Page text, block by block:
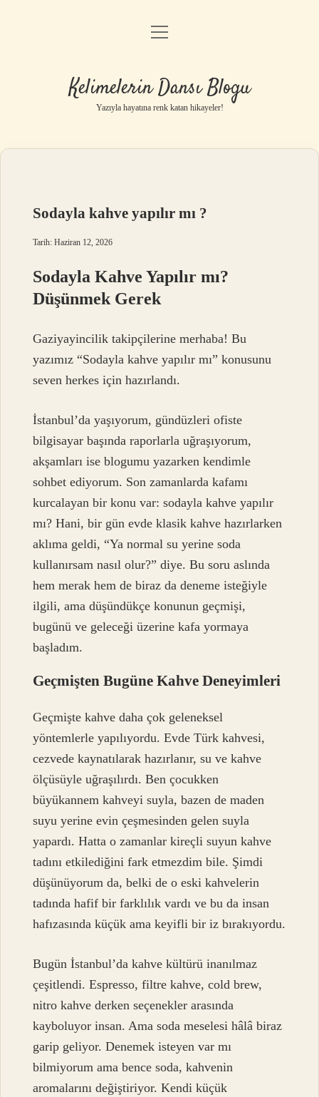
Anasayfa
Yasal Uyarı
menüyü
Kelimelerin Dansı Blogu
Yazıyla hayatına renk katan hikayeler!
Sodayla kahve yapılır mı ?
Tarih: Haziran 12, 2026
Sodayla Kahve Yapılır mı?
Düşünmek Gerek
Gaziyayincilik takipçilerine merhaba! Bu
yazımız “Sodayla kahve yapılır mı” konusunu
seven herkes için hazırlandı.
İstanbul’da yaşıyorum, gündüzleri ofiste
bilgisayar başında raporlarla uğraşıyorum,
akşamları ise blogumu yazarken kendimle
sohbet ediyorum. Son zamanlarda kafamı
kurcalayan bir konu var: sodayla kahve yapılır
mı? Hani, bir gün evde klasik kahve hazırlarken
aklıma geldi, “Ya normal su yerine soda
kullanırsam nasıl olur?” diye. Bu soru aslında
hem merak hem de biraz da deneme isteğiyle
ilgili, ama düşündükçe konunun geçmişi,
bugünü ve geleceği üzerine kafa yormaya
başladım.
Geçmişten Bugüne Kahve Deneyimleri
Geçmişte kahve daha çok geleneksel
yöntemlerle yapılıyordu. Evde Türk kahvesi,
cezvede kaynatılarak hazırlanır, su ve kahve
ölçüsüyle uğraşılırdı. Ben çocukken
büyükannem kahveyi suyla, bazen de maden
suyu yerine evin çeşmesinden gelen suyla
yapardı. Hatta o zamanlar kireçli suyun kahve
tadını etkilediğini fark etmezdim bile. Şimdi
düşünüyorum da, belki de o eski kahvelerin
tadında hafif bir farklılık vardı ve bu da insan
hafızasında küçük ama keyifli bir iz bırakıyordu.
Bugün İstanbul’da kahve kültürü inanılmaz
çeşitlendi. Espresso, filtre kahve, cold brew,
nitro kahve derken seçenekler arasında
kayboluyor insan. Ama soda meselesi hâlâ biraz
garip geliyor. Denemek isteyen var mı
bilmiyorum ama bence soda, kahvenin
aromalarını değiştiriyor. Kendi küçük